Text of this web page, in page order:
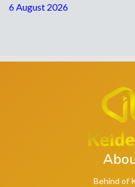
6 August 2026
Behind of